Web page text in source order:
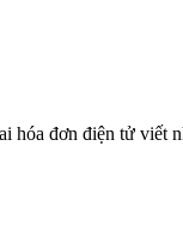
hóa đơn điện tử viết